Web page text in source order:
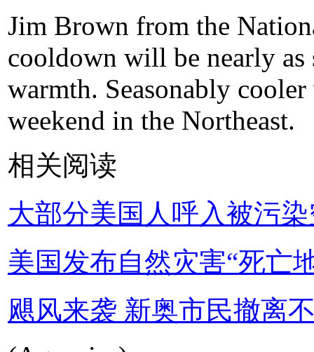
Jim Brown from the
cooldown will be nearly
warmth. Seasonably
weekend in the Northeast.
相关阅读
大部分美国人呼入被污
美国发布自然灾害“死亡
飓风来袭 新奥市民撤离